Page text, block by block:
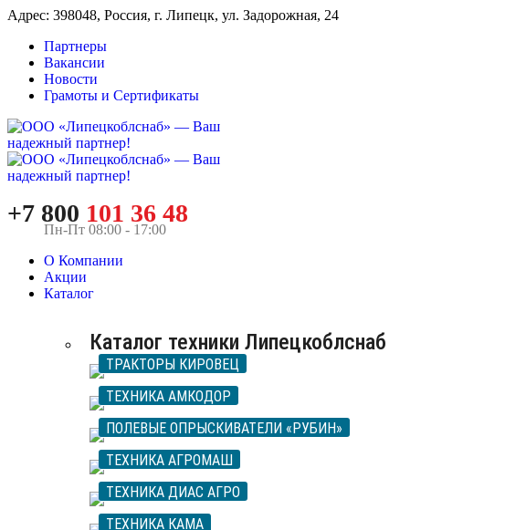
Адрес: 398048, Россия, г. Липецк, ул. Задорожная, 24
Партнеры
Вакансии
Новости
Грамоты и Сертификаты
+7 800 101 36 48
Пн-Пт 08:00 - 17:00
О Компании
Акции
Каталог
Каталог техники Липецкоблснаб
ТРАКТОРЫ КИРОВЕЦ
ТЕХНИКА АМКОДОР
ПОЛЕВЫЕ ОПРЫСКИВАТЕЛИ «РУБИН»
ТЕХНИКА АГРОМАШ
ТЕХНИКА ДИАС АГРО
ТЕХНИКА КАМА